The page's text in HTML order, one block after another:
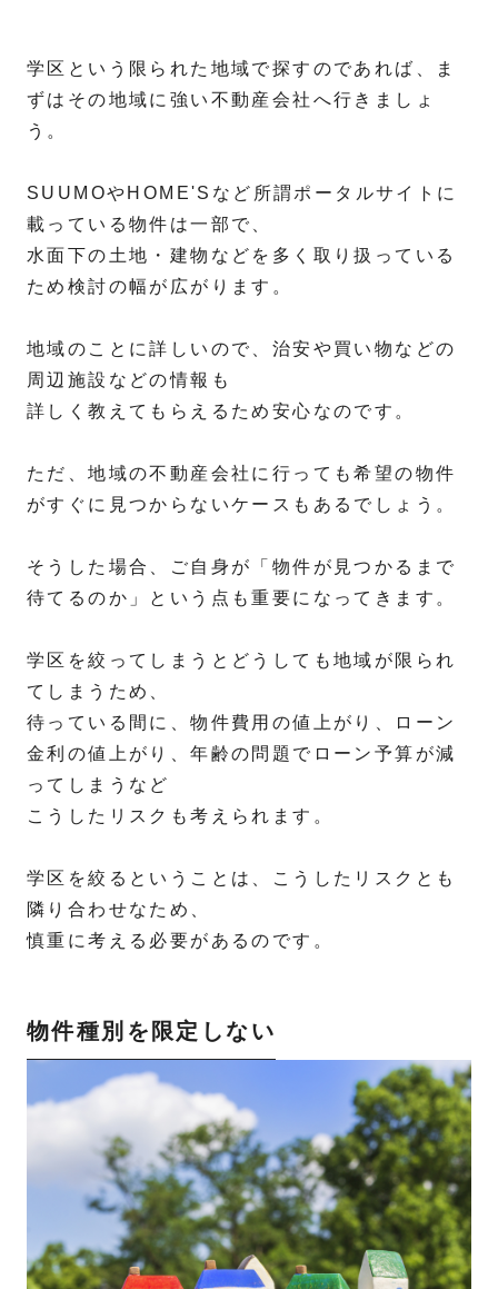
学区という限られた地域で探すのであれば、ま
ずはその地域に強い不動産会社へ行きましょ
う。
SUUMOやHOME'Sなど所謂ポータルサイトに
載っている物件は一部で、
水面下の土地・建物などを多く取り扱っている
ため検討の幅が広がります。
地域のことに詳しいので、治安や買い物などの
周辺施設などの情報も
詳しく教えてもらえるため安心なのです。
ただ、地域の不動産会社に行っても希望の物件
がすぐに見つからないケースもあるでしょう。
そうした場合、ご自身が「物件が見つかるまで
待てるのか」という点も重要になってきます。
学区を絞ってしまうとどうしても地域が限られ
てしまうため、
待っている間に、物件費用の値上がり、ローン
金利の値上がり、年齢の問題でローン予算が減
ってしまうなど
こうしたリスクも考えられます。
学区を絞るということは、こうしたリスクとも
隣り合わせなため、
慎重に考える必要があるのです。
物件種別を限定しない